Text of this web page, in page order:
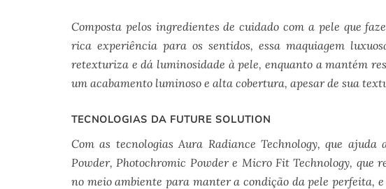
Composta pelos ingredientes de cuidado com a pele que
rica experiência para os sentidos, essa maquiagem
retexturiza e dá luminosidade à pele, enquanto a mantém
um acabamento luminoso e alta cobertura, apesar de sua
TECNOLOGIAS DA FUTURE SOLUTION
Com as tecnologias Aura Radiance Technology, que
Powder, Photochromic Powder e Micro Fit Technology, que
no meio ambiente para manter a condição da pele perfeita,